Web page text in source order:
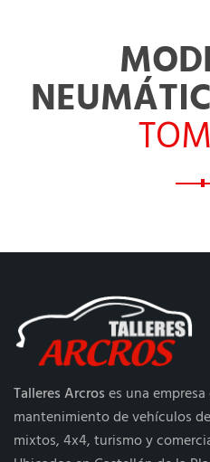
Talleres Arcroses una
mantenimiento de vehículos
mixtos, 4x4, turismo y